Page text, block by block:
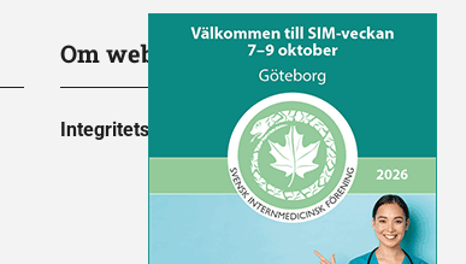
Om webbplatsen
Integritetspolicy